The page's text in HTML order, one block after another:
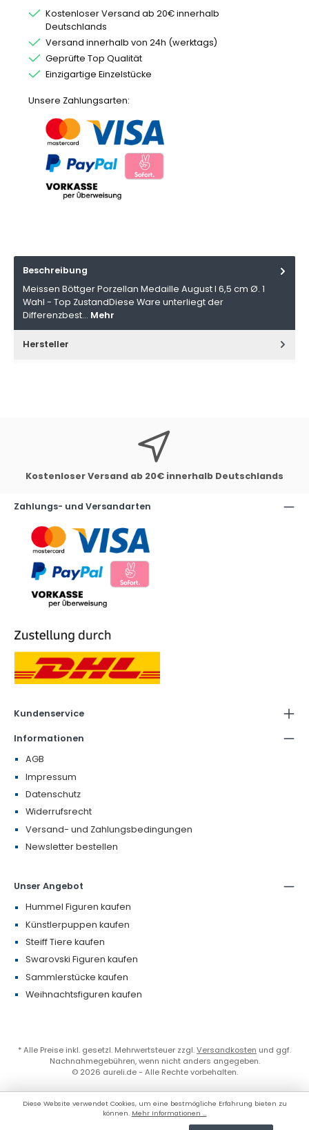
Kostenloser Versand ab 20€ innerhalb
Deutschlands
Versand innerhalb von 24h (werktags)
Geprüfte Top Qualität
Einzigartige Einzelstücke
Unsere Zahlungsarten:
Beschreibung
Meissen Böttger Porzellan Medaille August I 6,5 cm Ø. 1
Wahl - Top ZustandDiese Ware unterliegt der
Differenzbest… Mehr
Hersteller
Kostenloser Versand ab 20€ innerhalb Deutschlands
Zahlungs- und Versandarten
Kundenservice
Informationen
AGB
Impressum
Datenschutz
Widerrufsrecht
Versand- und Zahlungsbedingungen
Newsletter bestellen
Unser Angebot
Hummel Figuren kaufen
Künstlerpuppen kaufen
Steiff Tiere kaufen
Swarovski Figuren kaufen
Sammlerstücke kaufen
Weihnachtsfiguren kaufen
* Alle Preise inkl. gesetzl. Mehrwertsteuer zzgl.Versandkosten und ggf.
Nachnahmegebühren, wenn nicht anders angegeben.
© 2026 aureli.de - Alle Rechte vorbehalten.
Diese Website verwendet Cookies, um eine bestmögliche Erfahrung bieten zu
können. Mehr Informationen ...